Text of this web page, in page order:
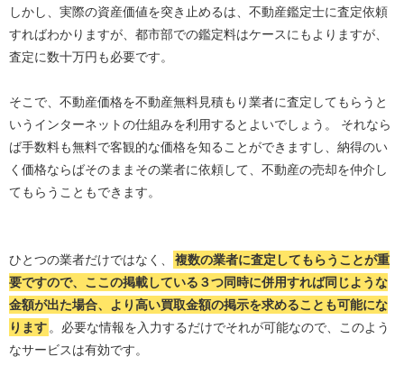
しかし、実際の資産価値を突き止めるは、不動産鑑定士に査定依頼
すればわかりますが、都市部での鑑定料はケースにもよりますが、
査定に数十万円も必要です。
そこで、不動産価格を不動産無料見積もり業者に査定してもらうと
いうインターネットの仕組みを利用するとよいでしょう。 それなら
ば手数料も無料で客観的な価格を知ることができますし、納得のい
く価格ならばそのままその業者に依頼して、不動産の売却を仲介し
てもらうこともできます。
ひとつの業者だけではなく、
複数の業者に査定してもらうことが重
要ですので、ここの掲載している３つ同時に併用すれば同じような
金額が出た場合、より高い買取金額の掲示を求めることも可能にな
ります 。必要な情報を入力するだけでそれが可能なので、このよう
なサービスは有効です。